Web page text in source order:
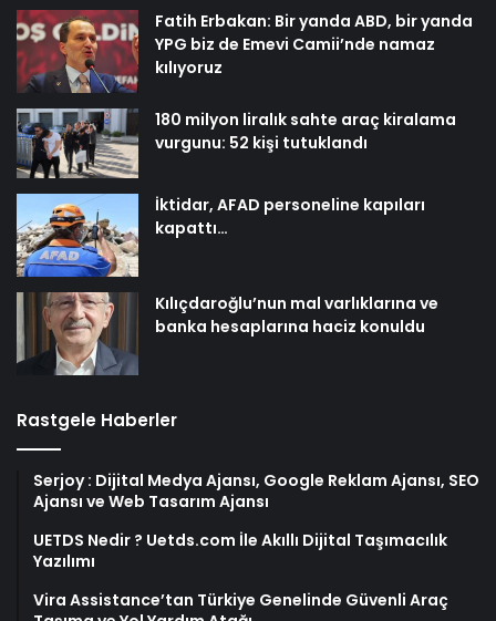
Fatih Erbakan: Bir yanda ABD, bir yanda
YPG biz de Emevi Camii’nde namaz
kılıyoruz
180 milyon liralık sahte araç kiralama
vurgunu: 52 kişi tutuklandı
İktidar, AFAD personeline kapıları
kapattı…
Kılıçdaroğlu’nun mal varlıklarına ve
banka hesaplarına haciz konuldu
Rastgele Haberler
Serjoy : Dijital Medya Ajansı, Google Reklam Ajansı, SEO
Ajansı ve Web Tasarım Ajansı
UETDS Nedir ? Uetds.com İle Akıllı Dijital Taşımacılık
Yazılımı
Vira Assistance’tan Türkiye Genelinde Güvenli Araç